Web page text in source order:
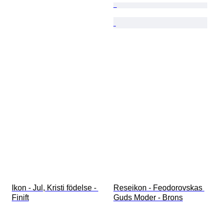
Ikon - Jul, Kristi födelse -
Finift
Reseikon - Feodorovskas
Guds Moder - Brons